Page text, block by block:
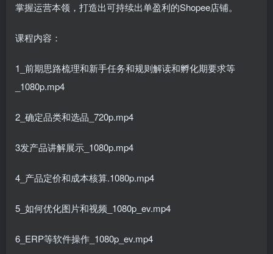
掌握运营本领，打造出可持续出单盈利的Shopee店铺。
课程内容：
1_前期思路梳理和新手任务和规则解读和孵化期要求等
_1080p.mp4
2_确定品类和选品_720p.mp4
3发产品讲解展示_1080p.mp4
4_产品定价和成本核算.1080p.mp4
5_如何优化图片和视频_1080p_ev.mp4
6_ERP等软件操作_1080p_ev.mp4